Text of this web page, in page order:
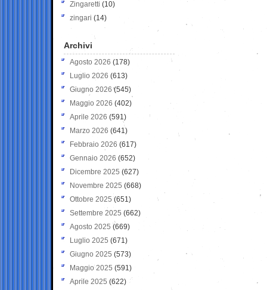
Zingaretti (10)
zingari (14)
Archivi
Agosto 2026 (178)
Luglio 2026 (613)
Giugno 2026 (545)
Maggio 2026 (402)
Aprile 2026 (591)
Marzo 2026 (641)
Febbraio 2026 (617)
Gennaio 2026 (652)
Dicembre 2025 (627)
Novembre 2025 (668)
Ottobre 2025 (651)
Settembre 2025 (662)
Agosto 2025 (669)
Luglio 2025 (671)
Giugno 2025 (573)
Maggio 2025 (591)
Aprile 2025 (622)